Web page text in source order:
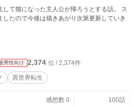
して猫になった主人公が帰ろうとする話。 ス
したので今後は描きあがり次第更新していき
男性向け 2,374 位 / 2,374件
異世界転生
感想数 0
100話